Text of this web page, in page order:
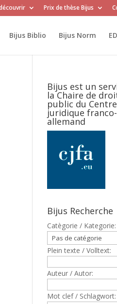
Prix de thèse Bijus
Bijus Biblio Bijus Norm
Bijus est un
la Chaire de
public du Centre
juridique franco-
allemand
Bijus Recherche
Catègorie / Kategorie:
Plein texte / Volltext:
Auteur / Autor:
Mot clef / Schlagwort: